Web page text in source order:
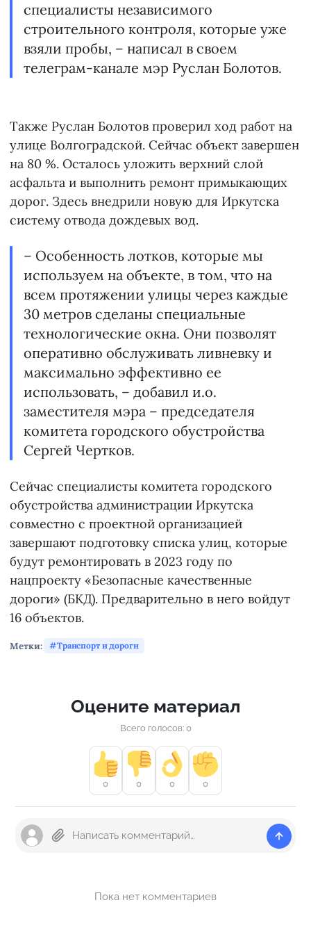
специалисты независимого
строительного контроля, которые уже
взяли пробы, – написал в своем
телеграм-канале мэр Руслан Болотов.
Также Руслан Болотов проверил ход работ на
улице Волгоградской. Сейчас объект завершен
на 80 %. Осталось уложить верхний слой
асфальта и выполнить ремонт примыкающих
дорог. Здесь внедрили новую для Иркутска
систему отвода дождевых вод.
– Особенность лотков, которые мы
используем на объекте, в том, что на
всем протяжении улицы через каждые
30 метров сделаны специальные
технологические окна. Они позволят
оперативно обслуживать ливневку и
максимально эффективно ее
использовать, ­– добавил и.о.
заместителя мэра – председателя
комитета городского обустройства
Сергей Чертков.
Сейчас специалисты комитета городского
обустройства администрации Иркутска
совместно с проектной организацией
завершают подготовку списка улиц, которые
будут ремонтировать в 2023 году по
нацпроекту «Безопасные качественные
дороги» (БКД). Предварительно в него войдут
16 объектов.
Метки: Транспорт и дороги
Оцените материал
Всего голосов: 0
0 0 0 0
Пока нет комментариев